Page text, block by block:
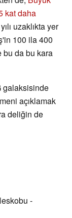
kat daha
uzaklıkta yer
100 ila 400
bu da bu kara
galaksisinde
açıklamak
deliğin de
-